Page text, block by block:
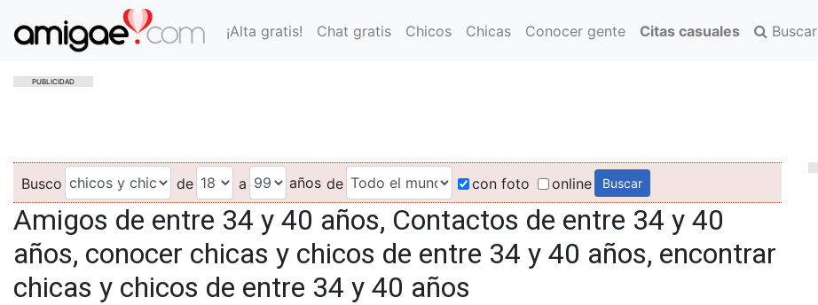
¡Alta gratis! Chat gratis Chicos Chicas Conocer gente Citas casuales Buscar
PUBLICIDAD
Busco de a años de con foto online
Amigos de entre 34 y 40 años, Contactos de entre 34 y 40
años, conocer chicas y chicos de entre 34 y 40 años, encontrar
chicas y chicos de entre 34 y 40 años